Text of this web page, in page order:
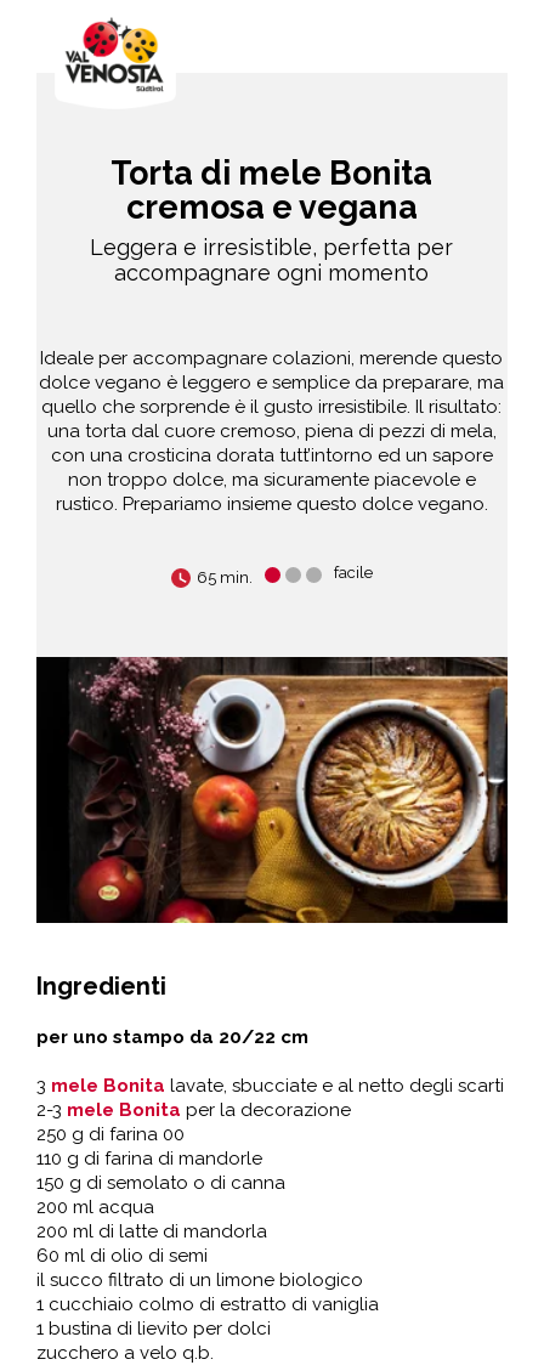
Torta di mele Bonita
cremosa e vegana
Leggera e irresistible, perfetta per
accompagnare ogni momento
Ideale per accompagnare colazioni, merende questo
dolce vegano è leggero e semplice da preparare, ma
quello che sorprende è il gusto irresistibile. Il risultato:
una torta dal cuore cremoso, piena di pezzi di mela,
con una crosticina dorata tutt’intorno ed un sapore
non troppo dolce, ma sicuramente piacevole e
rustico. Prepariamo insieme questo dolce vegano.
65 min. facile
Ingredienti
per uno stampo da 20/22 cm
3 mele Bonita lavate, sbucciate e al netto degli scarti
2-3 mele Bonita per la decorazione
250 g di farina 00
110 g di farina di mandorle
150 g di semolato o di canna
200 ml acqua
200 ml di latte di mandorla
60 ml di olio di semi
il succo filtrato di un limone biologico
1 cucchiaio colmo di estratto di vaniglia
1 bustina di lievito per dolci
zucchero a velo q.b.